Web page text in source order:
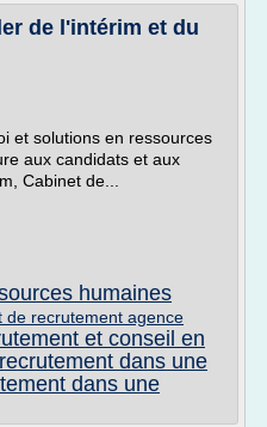
de l'intérim et du
et solutions en ressources
aux candidats et aux
Cabinet de...
humaines
de recrutement agence
et conseil en
recrutement dans une
dans une